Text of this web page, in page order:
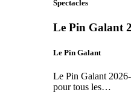
Spectacles
Le Pin Galant
Le Pin Galant
Le Pin Galant
pour tous les…